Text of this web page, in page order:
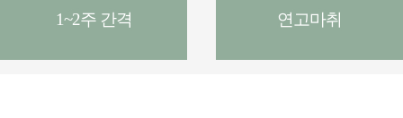
1~2주 간격 연고마취